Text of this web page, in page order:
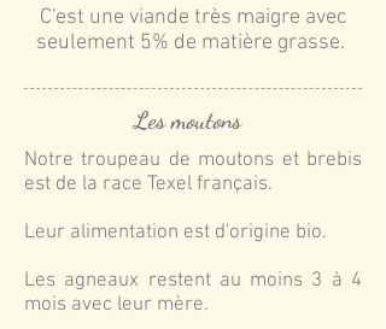
C'est une viande très maigre avec
seulement 5% de matière grasse.
Les moutons
Notre troupeau de moutons et brebis
est de la race Texel français.
Leur alimentation est d'origine bio.
Les agneaux restent au moins 3 à 4
mois avec leur mère.